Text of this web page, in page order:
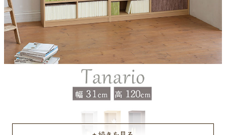
約11kg
原産国
ベトナム
組立説明書(PDF)